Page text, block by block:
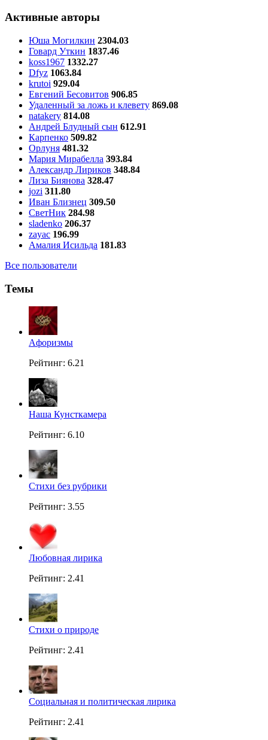
Активные авторы
Юша Могилкин 2304.03
Говард Уткин 1837.46
koss1967 1332.27
Dfyz 1063.84
krutoi 929.04
Евгений Бесовитов 906.85
Удаленный за ложь и клевету 869.08
natakery 814.08
Андрей Блудный сын 612.91
Карпенко 509.82
Орлуня 481.32
Мария Мирабелла 393.84
Александр Лириков 348.84
Лиза Биянова 328.47
jozi 311.80
Иван Близнец 309.50
СветНик 284.98
sladenko 206.37
zayac 196.99
Амалия Исильда 181.83
Все пользователи
Темы
Aфоризмы
Рейтинг: 6.21
Наша Кунсткамера
Рейтинг: 6.10
Стихи без рубрики
Рейтинг: 3.55
Любовная лирика
Рейтинг: 2.41
Стихи о природе
Рейтинг: 2.41
Социальная и политическая лирика
Рейтинг: 2.41